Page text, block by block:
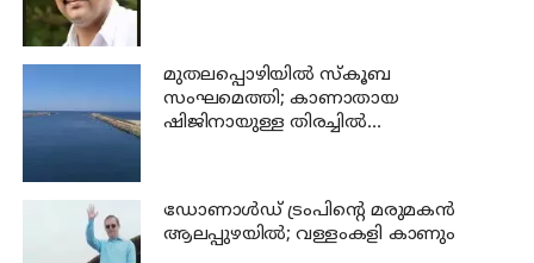
മുതലപ്പൊഴിയില്‍ സ്‌കൂബ
സംഘമെത്തി; കാണാതായ
ഷിജിനായുള്ള തിരച്ചില്‍
ഡോണാള്‍ഡ് ട്രംപിന്റെ മരുമകന്‍
ആലപ്പുഴയിൽ; വള്ളംകളി കാണും